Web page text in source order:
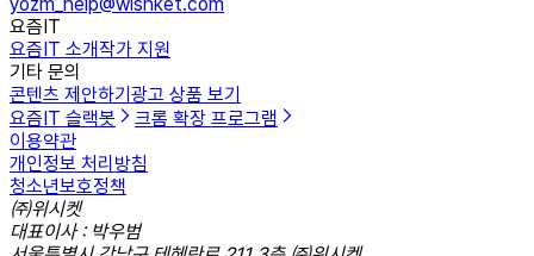
요즘IT
요즘IT 소개작가 지원
기타 문의
콘텐츠 제안하기 광고 상품 보기
요즘IT 슬랙봇
크롬 확장 프로그램
이용약관
개인정보 처리방침
청소년보호정책
㈜위시켓
대표이사 : 박우범